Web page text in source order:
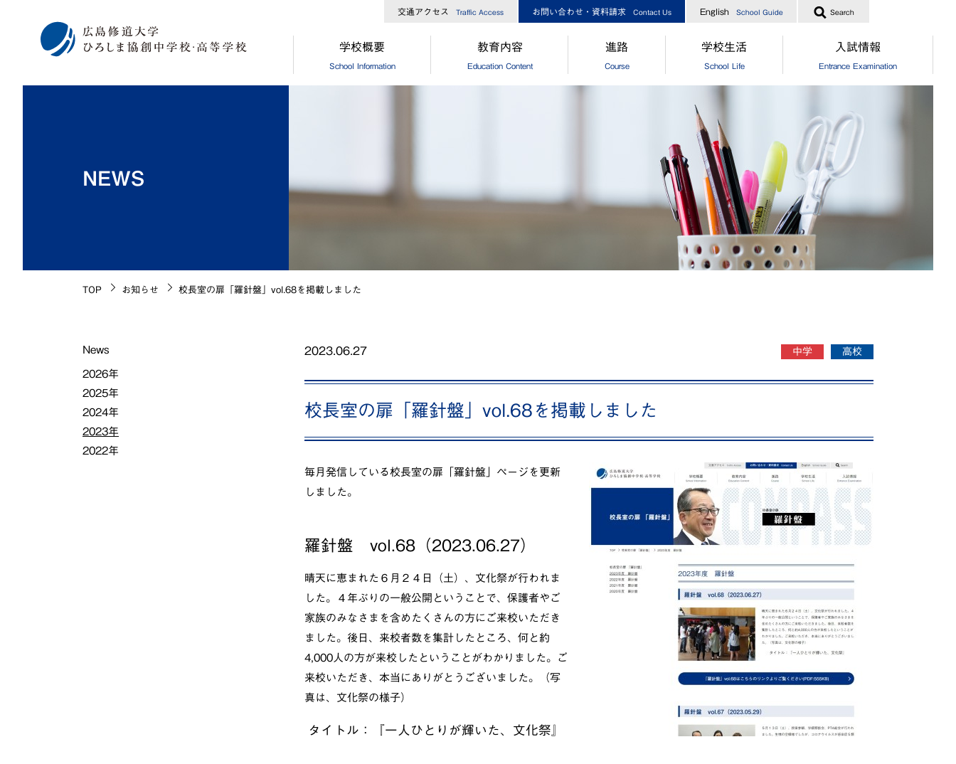
交通アクセス Traffic Access お問い合わせ・資料請求 Contact Us English School Guide Search
学校概要
School Information
広島修道大学との連携
教育内容
Education Content
進路
Course
[中学]卒業生からのメッセージ
[高校]卒業生からのメッセージ
学校生活
School Life
[中学]生徒の一日
[高校]生徒の一日
クラブ活動
制服
食堂
[中学]生徒自治会
[高校]生徒自治会
入試情報
Entrance Examination
［高校］オープンスクール
［中高］個別相談・説明会
［中高］学校案内
［中学］入試情報
［高校］入試情報
［中学］納付金・奨学金・授業
NEWS
TOP お知らせ 校長室の扉「羅針盤」vol.68を掲載しました
2023.06.27 中学 高校
校長室の扉「羅針盤」vol.68を掲載しました
毎月発信している校長室の扉「羅針盤」ページを更新
しました。
羅針盤 vol.68（2023.06.27）
晴天に恵まれた６月２４日（土）、文化祭が行われま
した。４年ぶりの一般公開ということで、保護者やご
家族のみなさまを含めたくさんの方にご来校いただき
ました。後日、来校者数を集計したところ、何と約
4,000人の方が来校したということがわかりました。ご
来校いただき、本当にありがとうございました。（写
真は、文化祭の様子）
タイトル：『一人ひとりが輝いた、文化祭』
News
2026年
2025年
2024年
2023年
2022年